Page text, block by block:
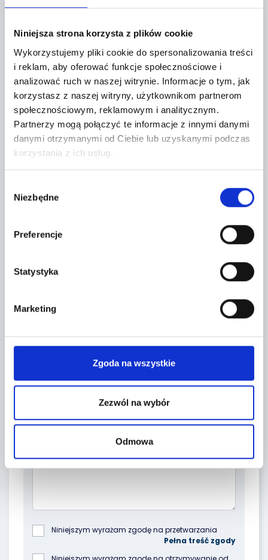
Niniejsza strona korzysta z plików cookie
Wykorzystujemy pliki cookie do spersonalizowania treści
i reklam, aby oferować funkcje społecznościowe i
analizować ruch w naszej witrynie. Informacje o tym, jak
korzystasz z naszej witryny, użytkownikom partnerom
społecznościowym, reklamowym i analitycznym.
Partnerzy mogą połączyć te informacje z innymi danymi
danymi otrzymanymi od Ciebie lub uzyskanymi podczas
korzystania z ich usług.
zgody
Niezbędne
Preferencje
Statystyka
Marketing
Zgoda na wszystkie
Zezwól na wybór
Odmowa
+
−
contributors
Niniejszym wyrażam zgodę na przetwarzania
podanych przeze mnie danych osobowych przez